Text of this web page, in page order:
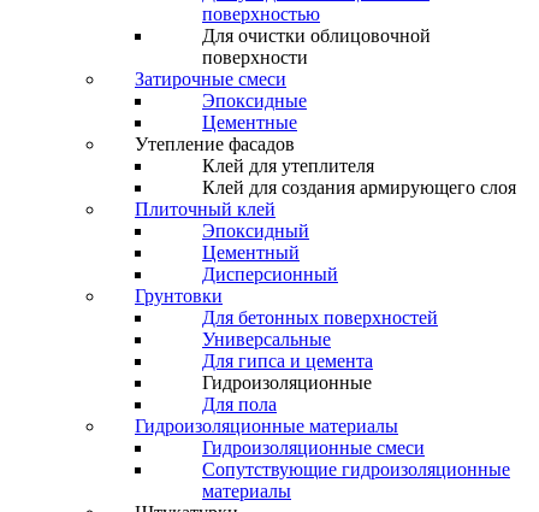
поверхностью
Для очистки облицовочной
поверхности
Затирочные смеси
Эпоксидные
Цементные
Утепление фасадов
Клей для утеплителя
Клей для создания армирующего слоя
Плиточный клей
Эпоксидный
Цементный
Дисперсионный
Грунтовки
Для бетонных поверхностей
Универсальные
Для гипса и цемента
Гидроизоляционные
Для пола
Гидроизоляционные материалы
Гидроизоляционные смеси
Сопутствующие гидроизоляционные
материалы